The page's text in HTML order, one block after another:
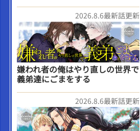
2026.8.6最新話更新
嫌われ者の俺はやり直しの世界で
義弟達にごまをする
2026.8.6最新話更新